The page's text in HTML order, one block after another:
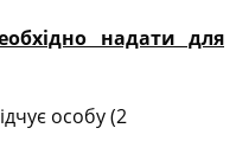
надати для
особу (2